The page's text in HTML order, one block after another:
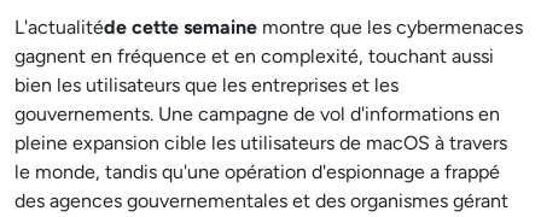
L'actualitéde cette semaine montre que les cybermenaces
gagnent en fréquence et en complexité, touchant aussi
bien les utilisateurs que les entreprises et les
gouvernements. Une campagne de vol d'informations en
pleine expansion cible les utilisateurs de macOS à travers
le monde, tandis qu'une opération d'espionnage a frappé
des agences gouvernementales et des organismes gérant